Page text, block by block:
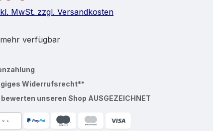
MwSt. zzgl. Versandkosten
verfügbar
Widerrufsrecht**
bewerten unseren Shop AUSGEZEICHNET